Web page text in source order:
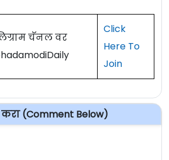
चॅनल वर
Click
Here To
Join
करा (Comment Below)